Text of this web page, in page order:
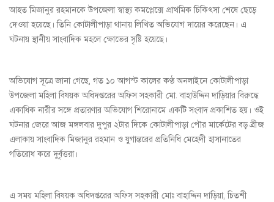
আহত মিজানুর রহমানকে উপজেলা স্বাস্থ্য কমপ্লেক্সে প্রাথমিক চিকিৎসা শেষে ছেড়ে
দেওয়া হয়েছে। তিনি কোটালীপাড়া থানায় লিখিত অভিযোগ দায়ের করেছেন। এ
ঘটনায় স্থানীয় সাংবাদিক মহলে ক্ষোভের সৃষ্টি হয়েছে।
অভিযোগ সূত্রে জানা গেছে, গত ১০ আগস্ট কালের কণ্ঠ অনলাইনে কোটালীপাড়া
উপজেলা মহিলা বিষয়ক অধিদপ্তরের অফিস সহকারী মো. বাহাউদ্দিন দাড়িয়ার বিরুদ্ধে
একাধিক নারীর সঙ্গে প্রতারণার অভিযোগ শিরোনামে একটি সংবাদ প্রকাশিত হয়। ওই
ঘটনার জেরে আজ মঙ্গলবার দুপুর ২টার দিকে কোটালীপাড়া পৌর মার্কেটের বড় ব্রীজ
এলাকায় সাংবাদিক মিজানুর রহমান ও যুগান্তরের প্রতিনিধি মেহেদী হাসানাতের
গতিরোধ করে দুর্বৃত্তরা।
এ সময় মহিলা বিষয়ক অধিদপ্তরের অফিস সহকারী মোঃ বাহাদ্দিন দাড়িয়া, চিতশী